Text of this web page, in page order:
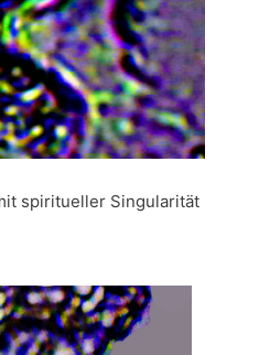
spiritueller Singularität